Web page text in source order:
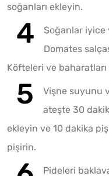
soğanları ekleyin.
Soğanlar iyice
Domates
Köfteleri ve
Vişne suyunu
ateşte 30
ekleyin ve 10 dakika
pişirin.
Pideleri